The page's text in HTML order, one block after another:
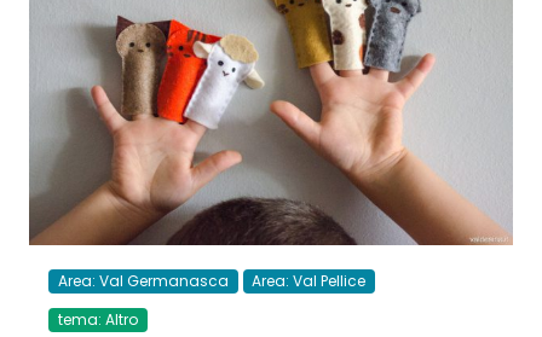
Area: Val Germanasca
Area: Val Pellice
tema: Altro